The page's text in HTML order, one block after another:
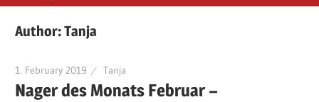
Author:Tanja
1. February 2019 Tanja
Nager des Monats Februar –